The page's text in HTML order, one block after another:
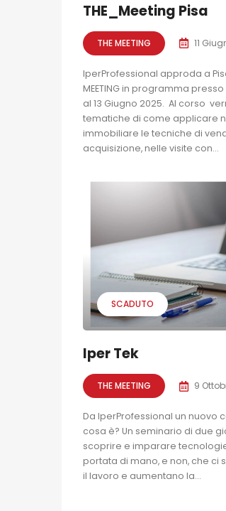
THE_Meeting Pisa
THE MEETING 11
IperProfessional approda a
MEETING in programma presso
al 13 Giugno 2025. Al corso
tematiche di come applicare
immobiliare le tecniche di
acquisizione, nelle visite con...
SCADUTO
Iper Tek
THE MEETING 9
Da IperProfessional un nuovo
cosa è? Un seminario di due
scoprire e imparare
portata di mano, e non, che ci
il lavoro e aumentano la...